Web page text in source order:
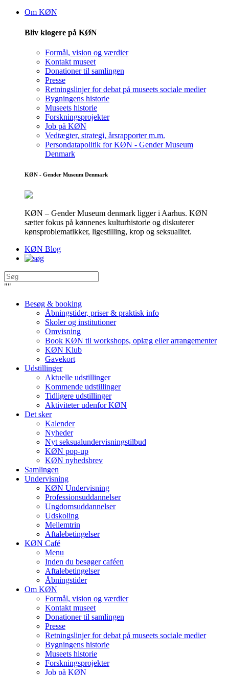
Om KØN
Bliv klogere på KØN
Formål, vision og værdier
Kontakt museet
Donationer til samlingen
Presse
Retningslinjer for debat på museets sociale medier
Bygningens historie
Museets historie
Forskningsprojekter
Job på KØN
Vedtægter, strategi, årsrapporter m.m.
Persondatapolitik for KØN - Gender Museum
Denmark
KØN - Gender Museum Denmark
KØN – Gender Museum denmark ligger i Aarhus. KØN
sætter fokus på kønnenes kulturhistorie og diskuterer
kønsproblematikker, ligestilling, krop og seksualitet.
KØN Blog
""
Besøg & booking
Åbningstider, priser & praktisk info
Skoler og institutioner
Omvisning
Book KØN til workshops, oplæg eller arrangementer
KØN Klub
Gavekort
Udstillinger
Aktuelle udstillinger
Kommende udstillinger
Tidligere udstillinger
Aktiviteter udenfor KØN
Det sker
Kalender
Nyheder
Nyt seksualundervisningstilbud
KØN pop-up
KØN nyhedsbrev
Samlingen
Undervisning
KØN Undervisning
Professionsuddannelser
Ungdomsuddannelser
Udskoling
Mellemtrin
Aftalebetingelser
KØN Café
Menu
Inden du besøger caféen
Aftalebetingelser
Åbningstider
Om KØN
Formål, vision og værdier
Kontakt museet
Donationer til samlingen
Presse
Retningslinjer for debat på museets sociale medier
Bygningens historie
Museets historie
Forskningsprojekter
Job på KØN